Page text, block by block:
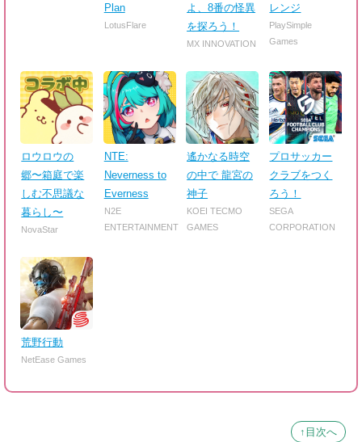
Plan
LotusFlare
よ、8番の怪異
を探ろう！
MX INNOVATION
レンジ
PlaySimple
Games
ロウロウの
郷〜箱庭で楽
しむ不思議な
暮らし〜
NovaStar
NTE:
Neverness to
Everness
N2E
ENTERTAINMENT
遙かなる時空
の中で 龍宮の
神子
KOEI TECMO
GAMES
プロサッカー
クラブをつく
ろう！
SEGA
CORPORATION
荒野行動
NetEase Games
↑目次へ